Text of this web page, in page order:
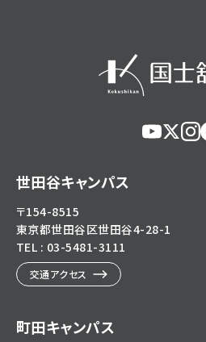
世田谷キャンパス
〒154-8515
東京都世田谷区世田谷4-28-1
TEL : 03-5481-3111
交通アクセス
町田キャンパス